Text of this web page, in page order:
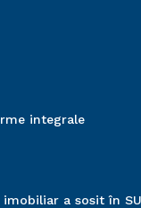
integrale
a sosit în